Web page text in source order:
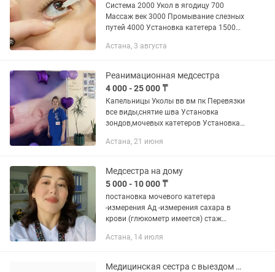
Система 2000 Укол в ягодицу 700
Массаж век 3000 Промывание слезных
путей 4000 Установка катетера 1500
Парабульбарная инъекция ( под глаз)
Астана, 3 августа
Реанимационная медсестра
4 000 - 25 000 ₸
Капельницы Уколы вв вм пк Перевязки
все виды,снятие шва Установка
зондов,мочевых катетеров Установка
раны Интоксикаций все виды Все
Астана, 21 июня
Медсестра на дому
5 000 - 10 000 ₸
постановка мочевого катетера
-измерения Ад -измерения сахара в
крови (глюкометр имеется) стаж
KZ16VWF00196101 УИНРД:
15.05.2025 Вид...
Астана, 14 июля
Медицинская сестра с выездом на дом